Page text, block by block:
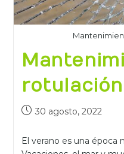
rotulación
30 agosto, 2022
El verano es una época